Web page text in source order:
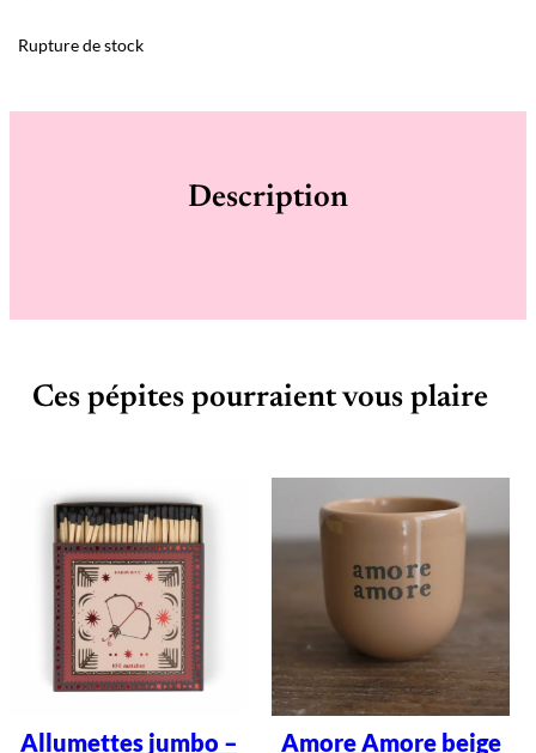
Rupture de stock
Description
Ces pépites pourraient vous plaire
Allumettes jumbo –
Amore Amore beige